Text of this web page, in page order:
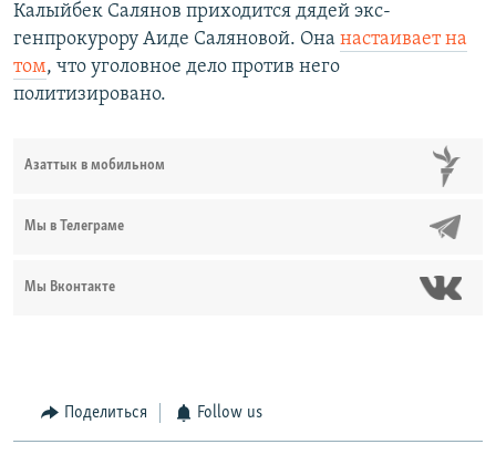
Калыйбек Салянов приходится дядей экс-
генпрокурору Аиде Саляновой. Она настаивает на
том, что уголовное дело против него
политизировано.
Азаттык в мобильном
Мы в Телеграме
Мы Вконтакте
Поделиться Follow us